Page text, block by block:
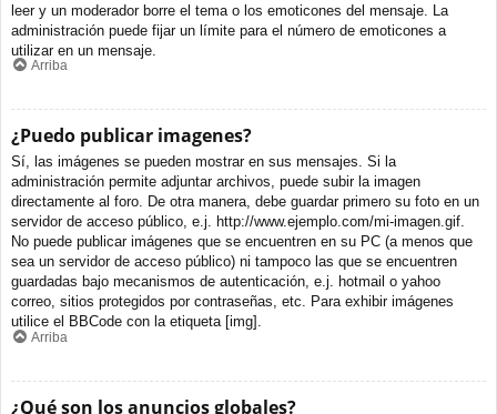
leer y un moderador borre el tema o los emoticones del mensaje. La
administración puede fijar un límite para el número de emoticones a
utilizar en un mensaje.
Arriba
¿Puedo publicar imagenes?
Sí, las imágenes se pueden mostrar en sus mensajes. Si la
administración permite adjuntar archivos, puede subir la imagen
directamente al foro. De otra manera, debe guardar primero su foto en un
servidor de acceso público, e.j. http://www.ejemplo.com/mi-imagen.gif.
No puede publicar imágenes que se encuentren en su PC (a menos que
sea un servidor de acceso público) ni tampoco las que se encuentren
guardadas bajo mecanismos de autenticación, e.j. hotmail o yahoo
correo, sitios protegidos por contraseñas, etc. Para exhibir imágenes
utilice el BBCode con la etiqueta [img].
Arriba
¿Qué son los anuncios globales?